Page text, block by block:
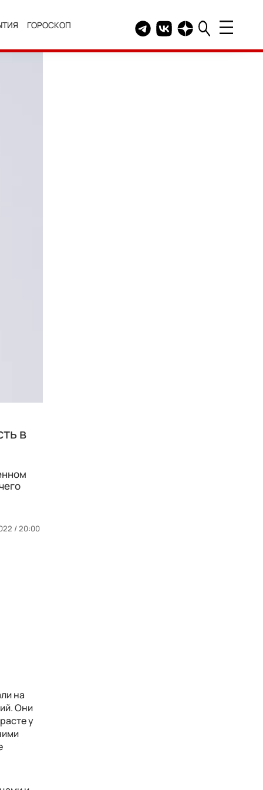
ГОРОСКОП Telegram канал HELLO
Группа HELLO
Канал HELLO в
в
/ 20:00
на
Они
у